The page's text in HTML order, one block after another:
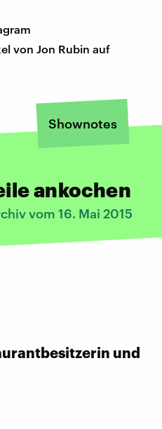
von Jon Rubin auf
Shownotes
ankochen
vom 16. Mai 2015
und